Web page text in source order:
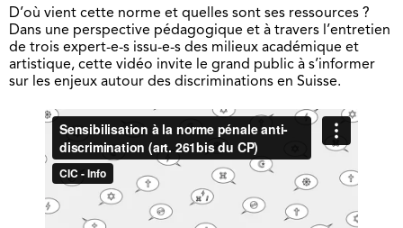
D’où vient cette norme et quelles sont ses ressources ?
Dans une perspective pédagogique et à travers l’entretien
de trois expert-e-s issu-e-s des milieux académique et
artistique, cette vidéo invite le grand public à s’informer
sur les enjeux autour des discriminations en Suisse.